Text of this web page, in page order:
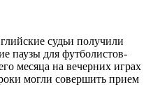
судьи получили
паузы для футболистов-
месяца на вечерних играх
могли совершить прием